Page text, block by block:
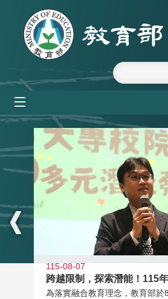
跳到主要內容區塊
:::
115-08-07
跨越限制，探索潛能！115
為落實融合教育理念，教育部於